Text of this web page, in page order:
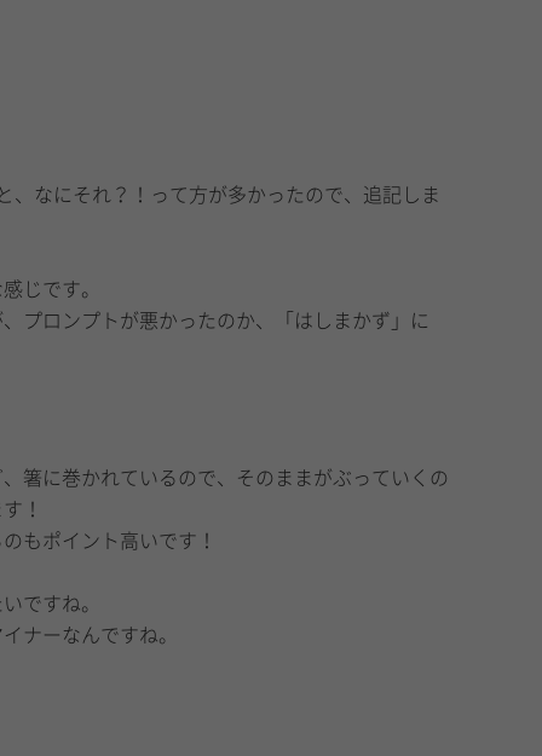
なにそれ？！って方が多かったので、追記しま
じです。
プロンプトが悪かったのか、「はしまかず」に
箸に巻かれているので、そのままがぶっていくの
！
もポイント高いです！
ですね。
ナーなんですね。